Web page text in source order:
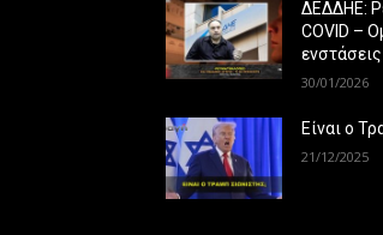
ΔΕΔΔΗΕ:
COVID –
ενστάσεις
30/01/2026
Είναι ο
21/12/2025